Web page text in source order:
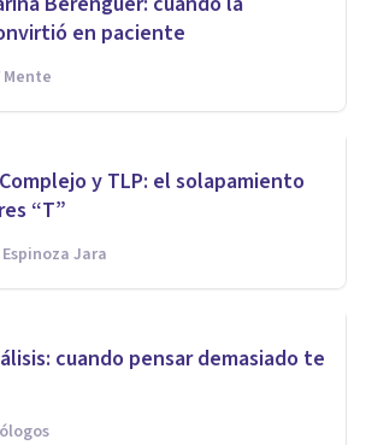
en paciente
Mente
y TLP: el solapamiento
“T”
Jara
cuando pensar demasiado te